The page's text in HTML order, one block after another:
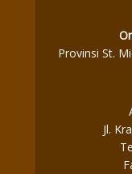
Provinsi St.
Jl.